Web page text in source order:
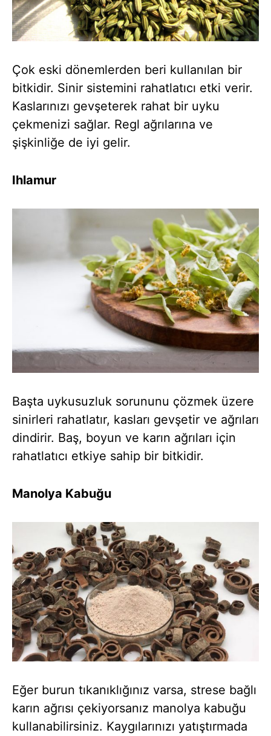
Çok eski dönemlerden beri kullanılan bir
bitkidir. Sinir sistemini rahatlatıcı etki verir.
Kaslarınızı gevşeterek rahat bir uyku
çekmenizi sağlar. Regl ağrılarına ve
şişkinliğe de iyi gelir.
Ihlamur
Başta uykusuzluk sorununu çözmek üzere
sinirleri rahatlatır, kasları gevşetir ve ağrıları
dindirir. Baş, boyun ve karın ağrıları için
rahatlatıcı etkiye sahip bir bitkidir.
Manolya Kabuğu
Eğer burun tıkanıklığınız varsa, strese bağlı
karın ağrısı çekiyorsanız manolya kabuğu
kullanabilirsiniz. Kaygılarınızı yatıştırmada